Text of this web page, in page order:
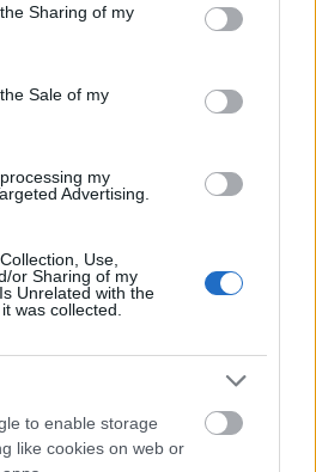
usage behaviour. You may click to
and its third-party tags to
purposes in below Google
Sharing of my
Sale of my
my
Advertising.
Use,
or Sharing of my
Unrelated with the
was collected.
to enable storage
like cookies on web or
és leghíresebb
később is találkozott,
között. Saint-
pártfogása miatt, de
gróf miatt a forradalom
Velencébe, onnét Triesztbe,
őket, és Milánóban
hallgatta ki egykori
találás, ha nincs Josephine,
ér Saint-Huberty és családja
elengedték a házaspárt
végigköltözték Európát,
Drezdában, végül